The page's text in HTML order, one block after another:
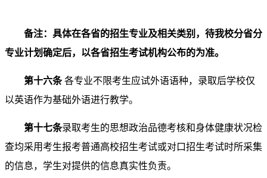
备注：具体在各省的招生专业及相关类别，待我校分省分
专业计划确定后，以各省招生考试机构公布的为准。
第十六条各专业不限考生应试外语语种，录取后学校仅
以英语作为基础外语进行教学。
第十七条录取考生的思想政治品德考核和身体健康状况检
查均采用考生报考普通高校招生考试或对口招生考试时所采集
的信息，学生对提供的信息真实性负责。